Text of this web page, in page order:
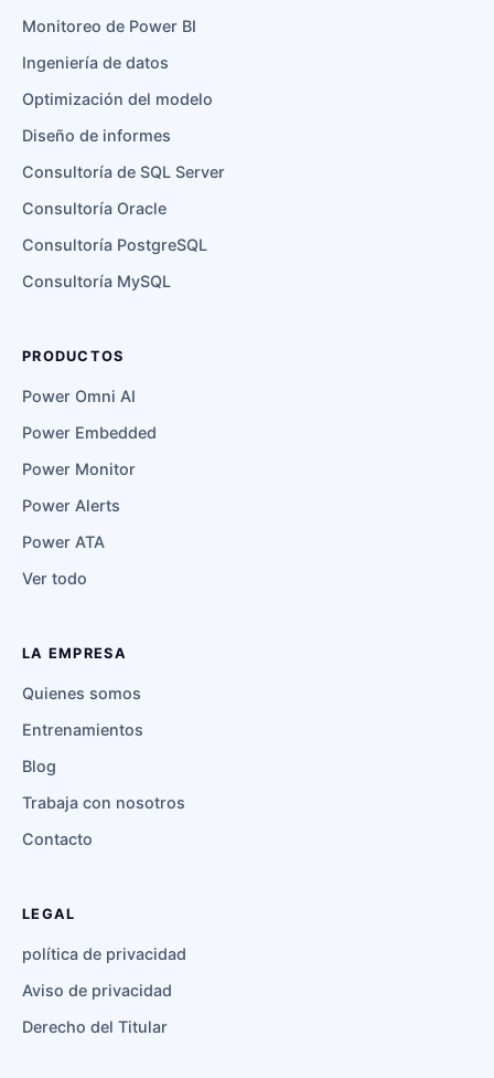
Monitoreo de Power BI
Ingeniería de datos
Optimización del modelo
Diseño de informes
Consultoría de SQL Server
Consultoría Oracle
Consultoría PostgreSQL
Consultoría MySQL
PRODUCTOS
Power Omni AI
Power Embedded
Power Monitor
Power Alerts
Power ATA
Ver todo
LA EMPRESA
Quienes somos
Entrenamientos
Blog
Trabaja con nosotros
Contacto
LEGAL
política de privacidad
Aviso de privacidad
Derecho del Titular